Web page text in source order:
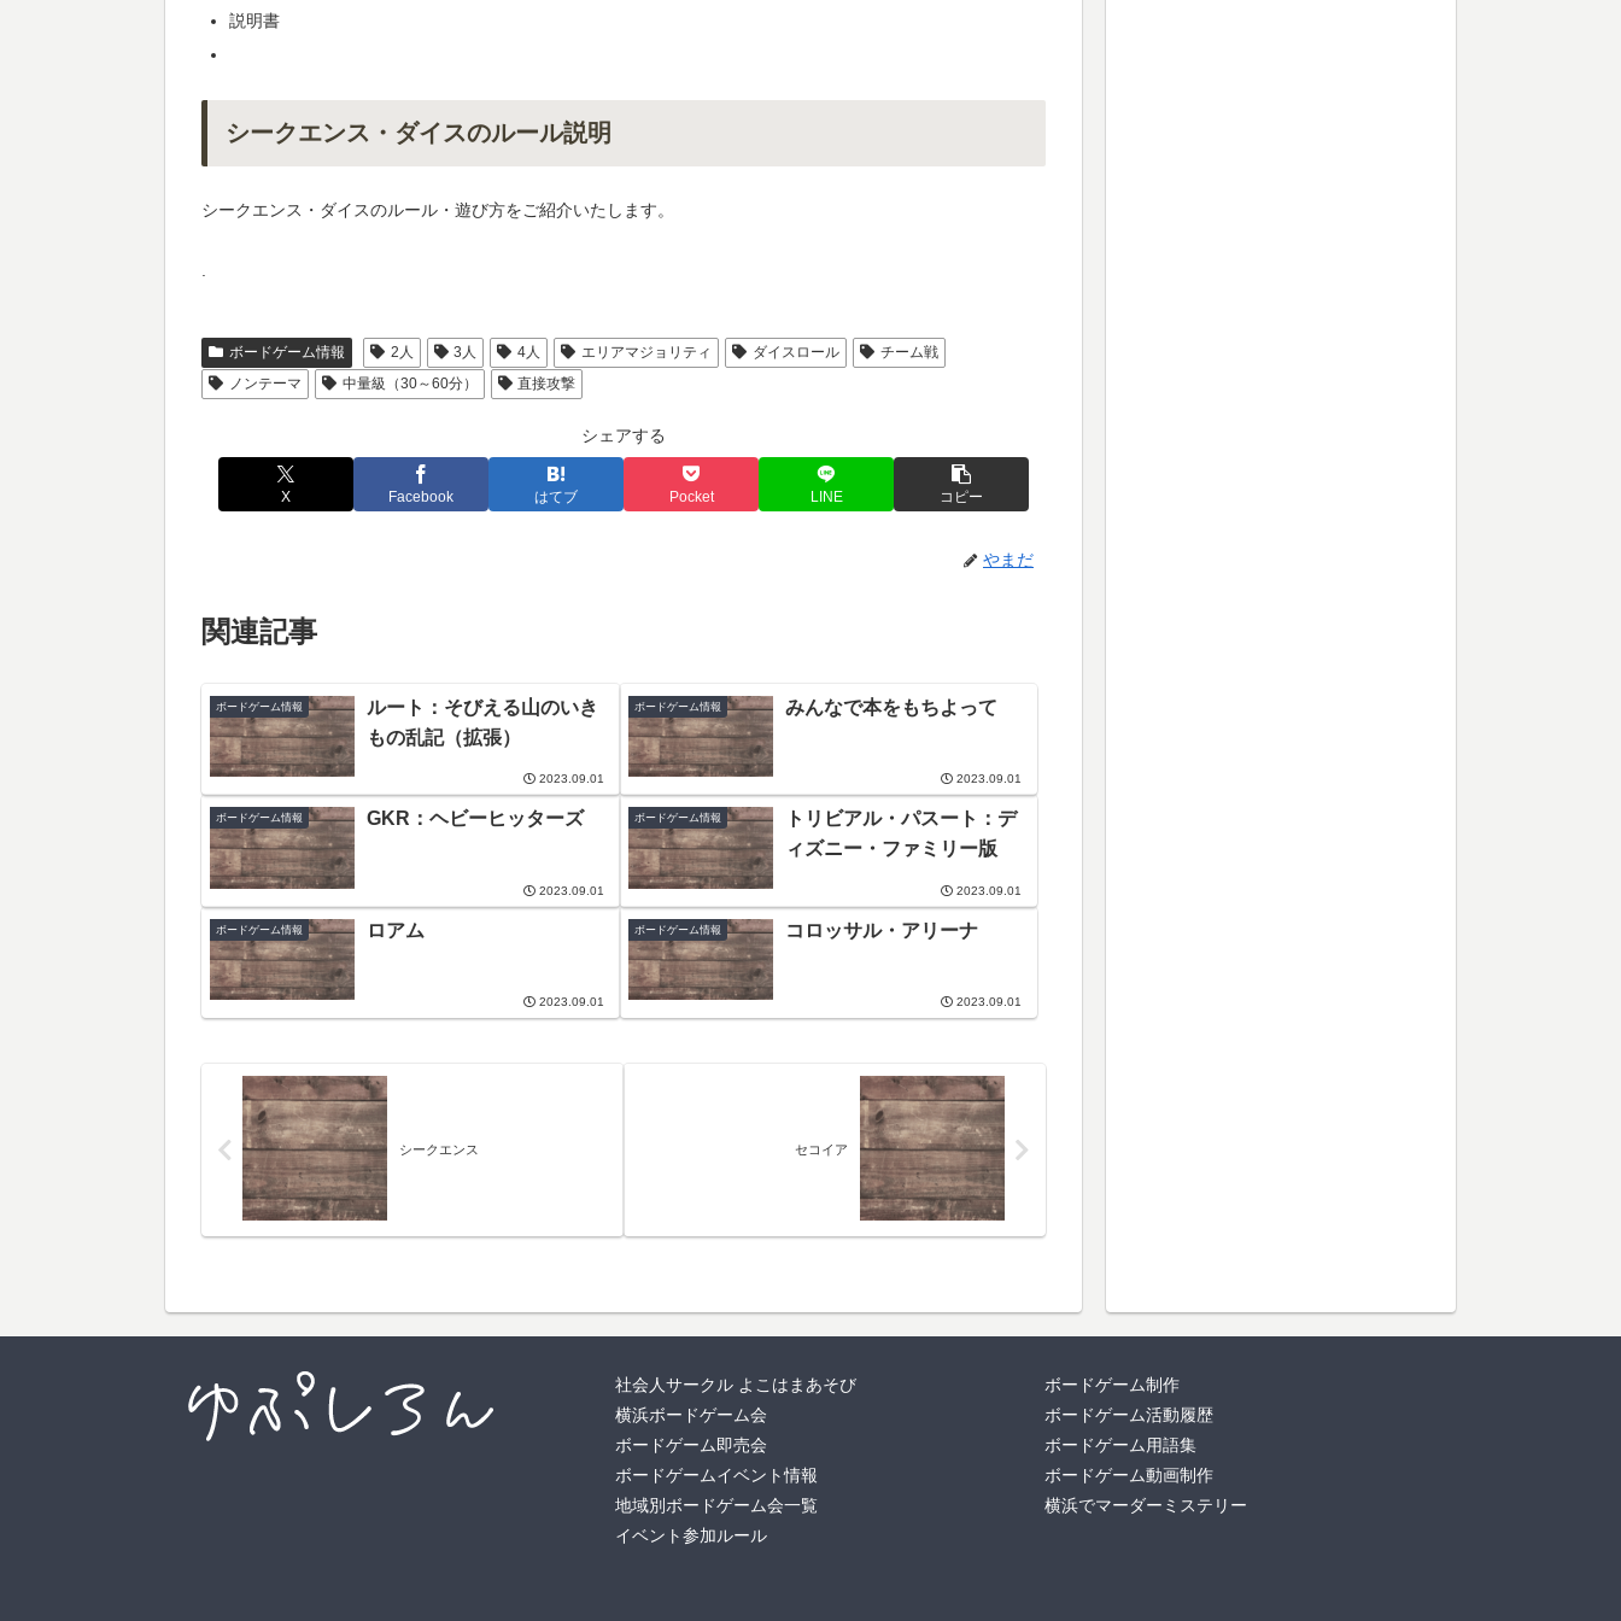
説明書
シークエンス・ダイスのルール説明
シークエンス・ダイスのルール・遊び方をご紹介いたします。
.
ボードゲーム情報 2人 3人 4人 エリアマジョリティ ダイスロール
チーム戦
ノンテーマ
中量級（30～60分） 直接攻撃
シェアする
X Facebook はてブ Pocket LINE コピー
やまだ
関連記事
ボードゲーム情報
ルート：そびえる山のいき
もの乱記（拡張）
2023.09.01
ボードゲーム情報 みんなで本をもちよって
2023.09.01
ボードゲーム情報 GKR：ヘビーヒッターズ
2023.09.01
ボードゲーム情報
トリビアル・パスート：デ
ィズニー・ファミリー版
2023.09.01
ボードゲーム情報 ロアム
2023.09.01
ボードゲーム情報 コロッサル・アリーナ
2023.09.01
シークエンス セコイア
社会人サークル よこはまあそび
横浜ボードゲーム会
ボードゲーム即売会
ボードゲームイベント情報
地域別ボードゲーム会一覧
イベント参加ルール
ボードゲーム制作
ボードゲーム活動履歴
ボードゲーム用語集
ボードゲーム動画制作
横浜でマーダーミステリー